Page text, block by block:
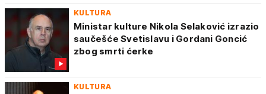
KULTURA
Ministar kulture Nikola Selaković izrazio
saučešće Svetislavu i Gordani Goncić
zbog smrti ćerke
KULTURA